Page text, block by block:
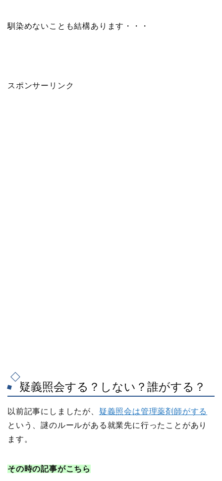
馴染めないことも結構あります・・・
スポンサーリンク
疑義照会する？しない？誰がする？
以前記事にしましたが、 疑義照会は管理薬剤師がする
という、謎のルールがある就業先に行ったことがあり
ます。
その時の記事がこちら